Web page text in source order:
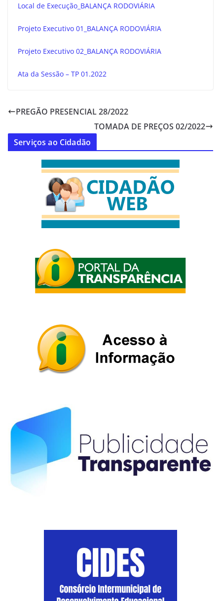
Local de Execução_BALANÇA RODOVIÁRIA
Projeto Executivo 01_BALANÇA RODOVIÁRIA
Projeto Executivo 02_BALANÇA RODOVIÁRIA
Ata da Sessão – TP 01.2022
PREGÃO PRESENCIAL 28/2022
TOMADA DE PREÇOS 02/2022
Serviços ao Cidadão